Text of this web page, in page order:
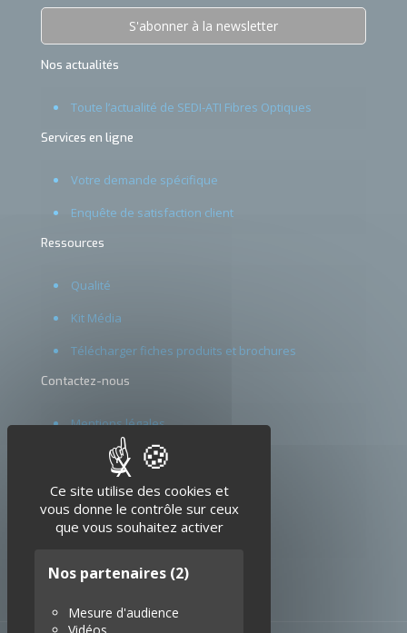
Ce site utilise des cookies et
vous donne le contrôle sur ceux
que vous souhaitez activer
Nos partenaires (2)
Mesure d'audience
XMasquer le bandeau
Nos actualités
Toute l’actualité de SEDI-ATI Fibres Optiques
Services en ligne
Votre demande spécifique
Enquête de satisfaction client
Ressources
Qualité
Kit Média
Télécharger fiches produits et brochures
Contactez-nous
Mentions légales
Glossaire